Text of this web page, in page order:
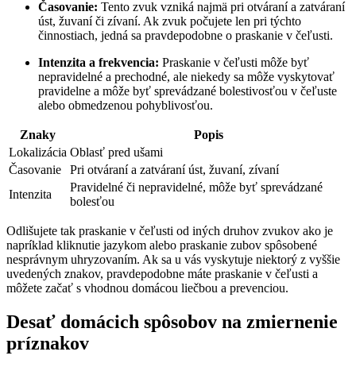
Časovanie: Tento zvuk vzniká najmä pri otváraní a zatváraní
úst, žuvaní či zívaní. Ak zvuk počujete len pri týchto
činnostiach, jedná sa pravdepodobne o praskanie v čeľusti.
Intenzita a frekvencia: Praskanie v čeľusti môže byť
nepravidelné a prechodné, ale niekedy sa môže vyskytovať
pravidelne a môže byť sprevádzané bolestivosťou v čeľuste
alebo obmedzenou pohyblivosťou.
Znaky
Popis
Lokalizácia Oblasť pred ušami
Časovanie
Pri otváraní a zatváraní úst, žuvaní, zívaní
Intenzita
Pravidelné či nepravidelné, môže byť sprevádzané
bolesťou
Odlišujete tak praskanie v čeľusti od iných druhov zvukov ako je
napríklad kliknutie jazykom alebo praskanie zubov spôsobené
nesprávnym uhryzovaním. Ak sa u vás vyskytuje niektorý z vyššie
uvedených znakov, pravdepodobne máte praskanie v čeľusti a
môžete začať s vhodnou domácou liečbou a prevenciou.
Desať domácich spôsobov na zmiernenie
príznakov